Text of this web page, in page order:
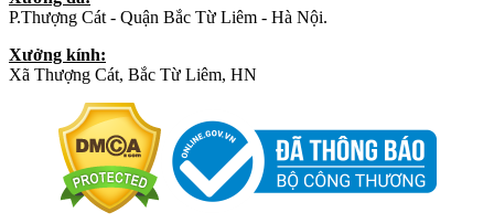
P.Thượng Cát - Quận Bắc Từ Liêm - Hà Nội.
Xưởng kính:
Xã Thượng Cát, Bắc Từ Liêm, HN